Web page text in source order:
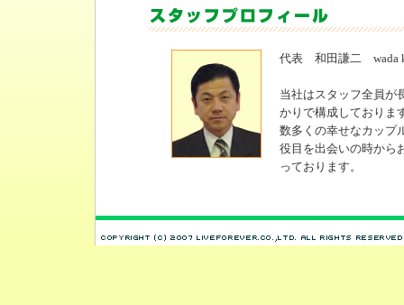
代表 和田謙二 wada
当社はスタッフ全員が
かりで構成しておりま
数多くの幸せなカップ
役目を出会いの時から
っております。